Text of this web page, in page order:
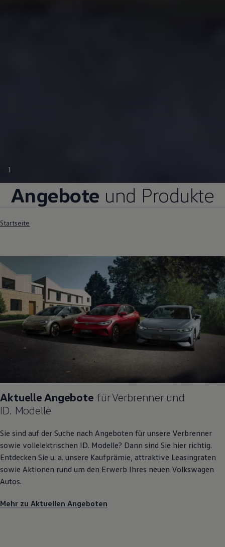
1
Angebote und Produkte
Startseite
Aktuelle Angebote für Verbrenner und
ID. Modelle
Sie sind auf der Suche nach Angeboten für unsere Verbrenner
sowie vollelektrischen ID. Modelle? Dann sind Sie hier richtig.
Entdecken Sie u. a. unsere Kaufprämie, attraktive Leasingraten
sowie Aktionen rund um den Erwerb Ihres neuen Volkswagen
Autos.
Mehr zu Aktuellen Angeboten